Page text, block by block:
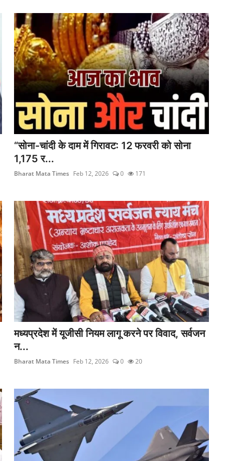
“सोना-चांदी के दाम में गिरावट: 12 फरवरी को सोना
1,175 र...
Bharat Mata Times Feb 12, 2026 0 171
मध्यप्रदेश में यूजीसी नियम लागू करने पर विवाद, सर्वजन
न...
Bharat Mata Times Feb 12, 2026 0 20